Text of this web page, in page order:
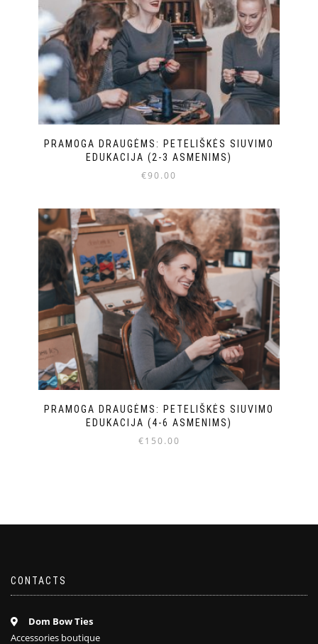
PRAMOGA DRAUGĖMS: PETELIŠKĖS SIUVIMO
EDUKACIJA (2-3 ASMENIMS)
€90.00
PRAMOGA DRAUGĖMS: PETELIŠKĖS SIUVIMO
EDUKACIJA (4-6 ASMENIMS)
€150.00
CONTACTS
Dom Bow Ties
Accessories boutique